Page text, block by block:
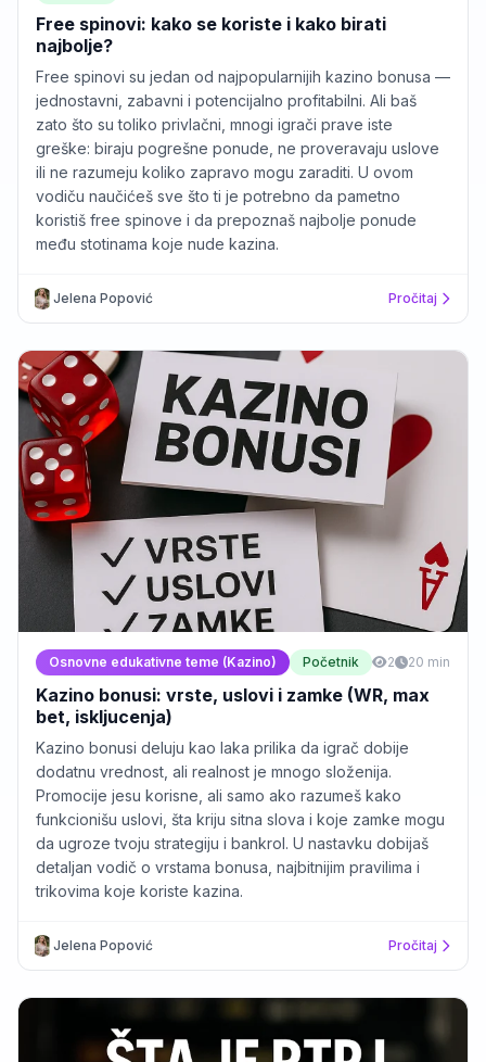
Free spinovi: kako se koriste i kako birati
najbolje?
Free spinovi su jedan od najpopularnijih kazino bonusa —
jednostavni, zabavni i potencijalno profitabilni. Ali baš
zato što su toliko privlačni, mnogi igrači prave iste
greške: biraju pogrešne ponude, ne proveravaju uslove
ili ne razumeju koliko zapravo mogu zaraditi. U ovom
vodiču naučićeš sve što ti je potrebno da pametno
koristiš free spinove i da prepoznaš najbolje ponude
među stotinama koje nude kazina.
Jelena Popović Pročitaj
Osnovne edukativne teme (Kazino) Početnik 2 20 min
Kazino bonusi: vrste, uslovi i zamke (WR, max
bet, iskljucenja)
Kazino bonusi deluju kao laka prilika da igrač dobije
dodatnu vrednost, ali realnost je mnogo složenija.
Promocije jesu korisne, ali samo ako razumeš kako
funkcionišu uslovi, šta kriju sitna slova i koje zamke mogu
da ugroze tvoju strategiju i bankrol. U nastavku dobijaš
detaljan vodič o vrstama bonusa, najbitnijim pravilima i
trikovima koje koriste kazina.
Jelena Popović Pročitaj